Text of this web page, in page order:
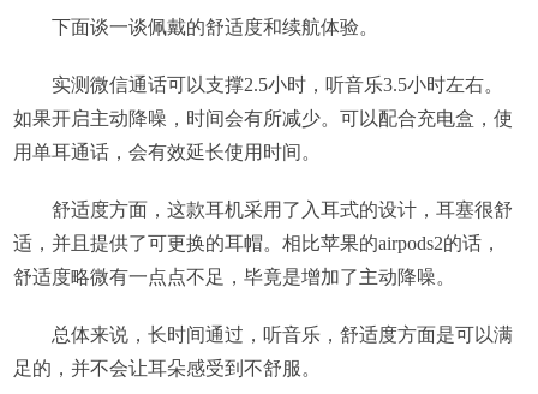
下面谈一谈佩戴的舒适度和续航体验。
实测微信通话可以支撑2.5小时，听音乐3.5小时左右。
如果开启主动降噪，时间会有所减少。可以配合充电盒，使
用单耳通话，会有效延长使用时间。
舒适度方面，这款耳机采用了入耳式的设计，耳塞很舒
适，并且提供了可更换的耳帽。相比苹果的airpods2的话，
舒适度略微有一点点不足，毕竟是增加了主动降噪。
总体来说，长时间通过，听音乐，舒适度方面是可以满
足的，并不会让耳朵感受到不舒服。